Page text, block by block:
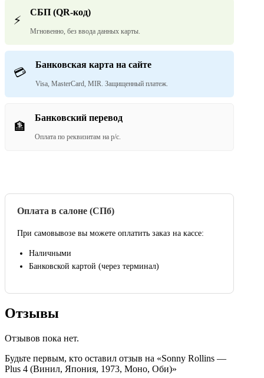
⚡
СБП (QR-код)
Мгновенно, без ввода данных карты.
💳
Банковская карта на сайте
Visa, MasterCard, MIR. Защищенный платеж.
🏦
Банковский перевод
Оплата по реквизитам на р/с.
Оплата в салоне (СПб)
При самовывозе вы можете оплатить заказ на кассе:
Наличными
Банковской картой (через терминал)
Отзывы
Отзывов пока нет.
Будьте первым, кто оставил отзыв на «Sonny Rollins —
Plus 4 (Винил, Япония, 1973, Моно, Оби)»